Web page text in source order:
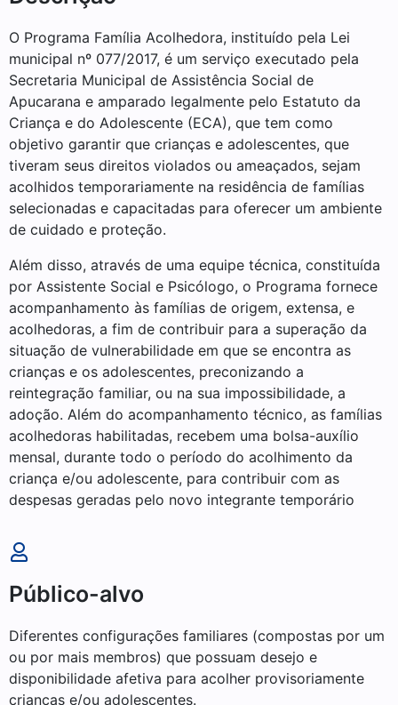
O Programa Família Acolhedora, instituído pela Lei
municipal nº 077/2017, é um serviço executado pela
Secretaria Municipal de Assistência Social de
Apucarana e amparado legalmente pelo Estatuto da
Criança e do Adolescente (ECA), que tem como
objetivo garantir que crianças e adolescentes, que
tiveram seus direitos violados ou ameaçados, sejam
acolhidos temporariamente na residência de famílias
selecionadas e capacitadas para oferecer um ambiente
de cuidado e proteção.
Além disso, através de uma equipe técnica, constituída
por Assistente Social e Psicólogo, o Programa fornece
acompanhamento às famílias de origem, extensa, e
acolhedoras, a fim de contribuir para a superação da
situação de vulnerabilidade em que se encontra as
crianças e os adolescentes, preconizando a
reintegração familiar, ou na sua impossibilidade, a
adoção. Além do acompanhamento técnico, as famílias
acolhedoras habilitadas, recebem uma bolsa-auxílio
mensal, durante todo o período do acolhimento da
criança e/ou adolescente, para contribuir com as
despesas geradas pelo novo integrante temporário
Público-alvo
Diferentes configurações familiares (compostas por um
ou por mais membros) que possuam desejo e
disponibilidade afetiva para acolher provisoriamente
crianças e/ou adolescentes.